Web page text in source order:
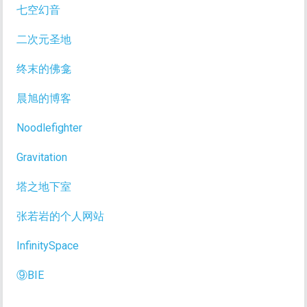
七空幻音
二次元圣地
终末的佛龛
晨旭的博客
Noodlefighter
Gravitation
塔之地下室
张若岩的个人网站
InfinitySpace
⑨BIE